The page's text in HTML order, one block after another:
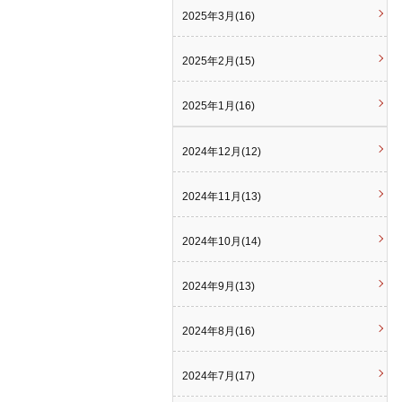
2025年3月(16)
2025年2月(15)
2025年1月(16)
2024年12月(12)
2024年11月(13)
2024年10月(14)
2024年9月(13)
2024年8月(16)
2024年7月(17)